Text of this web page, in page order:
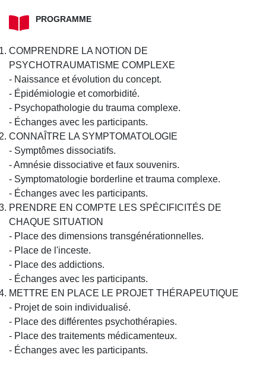
PROGRAMME
COMPRENDRE LA NOTION DE
PSYCHOTRAUMATISME COMPLEXE
- Naissance et évolution du concept.
- Épidémiologie et comorbidité.
- Psychopathologie du trauma complexe.
- Échanges avec les participants.
CONNAÎTRE LA SYMPTOMATOLOGIE
- Symptômes dissociatifs.
- Amnésie dissociative et faux souvenirs.
- Symptomatologie borderline et trauma complexe.
- Échanges avec les participants.
PRENDRE EN COMPTE LES SPÉCIFICITÉS DE
CHAQUE SITUATION
- Place des dimensions transgénérationnelles.
- Place de l'inceste.
- Place des addictions.
- Échanges avec les participants.
METTRE EN PLACE LE PROJET THÉRAPEUTIQUE
- Projet de soin individualisé.
- Place des différentes psychothérapies.
- Place des traitements médicamenteux.
- Échanges avec les participants.